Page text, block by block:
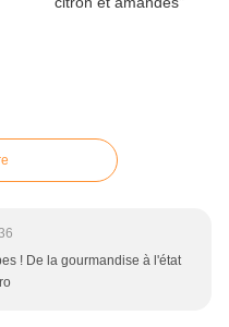
! De la gourmandise à l'état